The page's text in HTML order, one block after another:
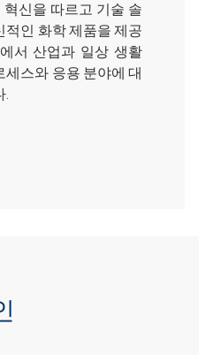
신을 따르고 기술 솔
인 화학 제품을 제공
서 산업과 일상 생활
스와 응용 분야에 대
.